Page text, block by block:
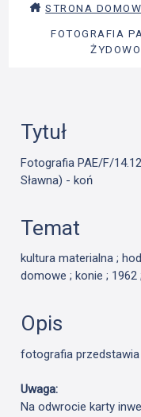
STRONA
FOTOGRAFIA
Tytuł
Fotografia PAE/F/
Sławna) - koń
Temat
kultura materialna ;
domowe ; konie ; 1962
Opis
fotografia
Uwaga:
Na odwrocie karty